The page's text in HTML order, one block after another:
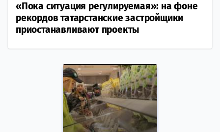
«Пока ситуация регулируемая»: на фоне
рекордов татарстанские застройщики
приостанавливают проекты